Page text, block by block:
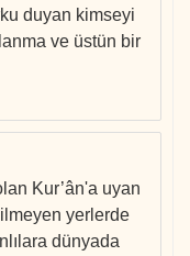
duyan kimseyi
ve üstün bir
Kur’ân'a uyan
yerlerde
dünyada